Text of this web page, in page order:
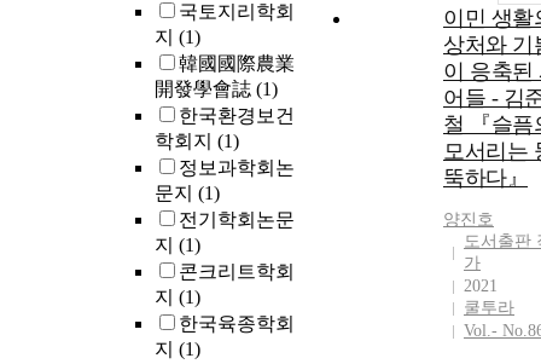
국토지리학회
지 (1)
韓國國際農業
開發學會誌 (1)
한국환경보건
학회지 (1)
정보과학회논
문지 (1)
전기학회논문
지 (1)
콘크리트학회
지 (1)
한국육종학회
지 (1)
『Soji』 as the
keyword
‘consumption’.
His novels,
move from the
universal
perspective of
contemporary
literature on
history to
(in relation to
Shinichi
Nakazawa's
concept of
이민 생활
상처와 기
이 응축된
어들 - 김
철 『슬픔
모서리는
뚝하다』
양진호
도서출판
가
2021
쿨투라
Vol.-